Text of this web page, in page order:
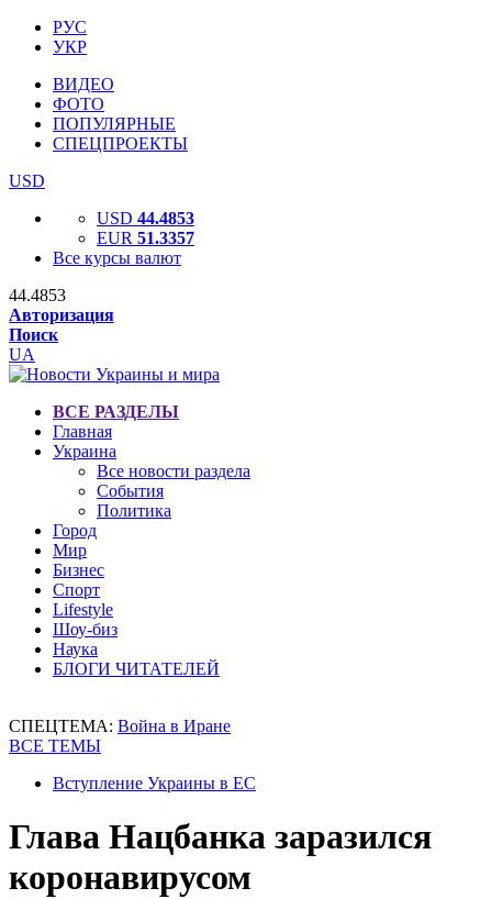
РУС
УКР
ВИДЕО
ФОТО
ПОПУЛЯРНЫЕ
СПЕЦПРОЕКТЫ
USD
USD 44.4853
EUR 51.3357
Все курсы валют
44.4853
Авторизация
Поиск
UA
ВСЕ РАЗДЕЛЫ
Главная
Украина
Все новости раздела
События
Политика
Город
Мир
Бизнес
Спорт
Lifestyle
Шоу-биз
Наука
БЛОГИ ЧИТАТЕЛЕЙ
СПЕЦТЕМА: Война в Иране
ВСЕ ТЕМЫ
Вступление Украины в ЕС
Глава Нацбанка заразился
коронавирусом